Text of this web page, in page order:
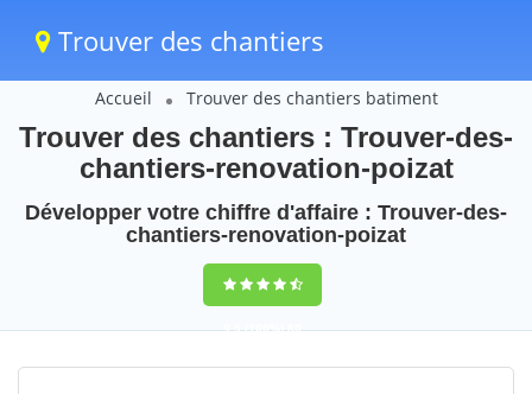
Trouver des chantiers
Accueil Trouver des chantiers batiment
Trouver des chantiers : Trouver-des-
chantiers-renovation-poizat
Développer votre chiffre d'affaire : Trouver-des-
chantiers-renovation-poizat
9,5(100%)80
votes